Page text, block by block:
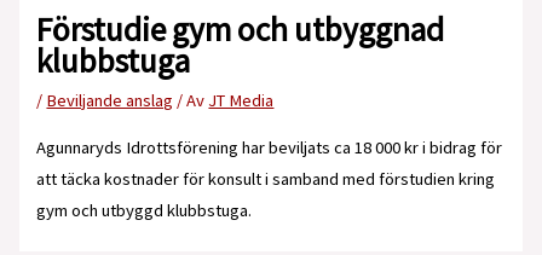
Förstudie gym och utbyggnad
klubbstuga
/ Beviljande anslag / Av JT Media
Agunnaryds Idrottsförening har beviljats ca 18 000 kr i bidrag för
att täcka kostnader för konsult i samband med förstudien kring
gym och utbyggd klubbstuga.